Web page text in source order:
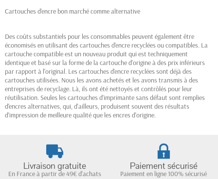
(2 avis)
Cartouches d'encre bon marché comme alternative
Des coûts substantiels pour les consommables peuvent également être
économisés en utilisant des cartouches d'encre recyclées ou compatibles. La
cartouche compatible est un nouveau produit qui est techniquement
identique et basé sur la forme de la cartouche d'origine à des prix inférieurs
par rapport à l'original. Les cartouches d'encre recyclées sont déjà des
cartouches utilisées. Nous les avons achetés et les avons transmis à des
entreprises de recyclage. Là, ils ont été nettoyés et contrôlés pour leur
réutilisation. Seules les cartouches d'imprimante sans défaut sont remplies
d'encres alternatives, qui, d'ailleurs, produisent souvent des résultats
d'impression de meilleure qualité que les encres d'origine.
Livraison gratuite
En France à partir de 49€ d'achats
Paiement sécurisé
Paiement en ligne 100% sécurisé